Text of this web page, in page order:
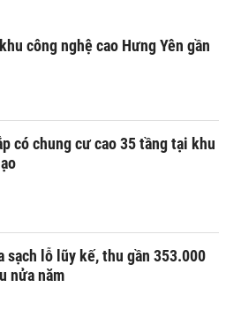
công nghệ cao Hưng Yên gần
có chung cư cao 35 tầng tại khu
sạch lỗ lũy kế, thu gần 353.000
nửa năm